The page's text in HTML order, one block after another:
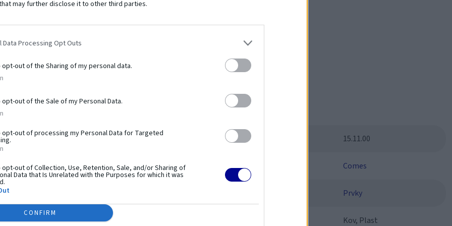
may further disclose it to other third parties.
Data Processing Opt Outs
opt-out of the Sharing of my personal data.
out of the Sale of my Personal Data.
opt-out of processing my Personal Data for Targeted
opt-out of Collection, Use, Retention, Sale, and/or Sharing of
Data that Is Unrelated with the Purposes for which it was
CONFIRM
tentoprodukt výnimočným?
workoutu. Pozostáva z hrázd, bradiel, lavíc a plošín,
využití hmotnosti vlastného tela. Prvky vám umožňujú
Práve preto sú tréningové zostavy z
systém využiteľný pri telovýchovných cvičeniach,
rozvoja. Použitie pevných a odolných materiálov a
používania.
Parametre
15.11.00
Comes
Prvky
Kov, Plast